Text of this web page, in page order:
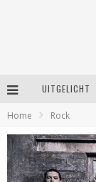
UITGELICHT
Home Rock